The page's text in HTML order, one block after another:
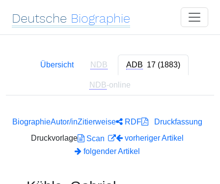
Deutsche Biographie
Übersicht NDB ADB 17 (1883)
NDB-online
BiographieAutor/inZitierweise RDF
Druckfassung
Druckvorlage
Scan
vorheriger Artikel
folgender Artikel